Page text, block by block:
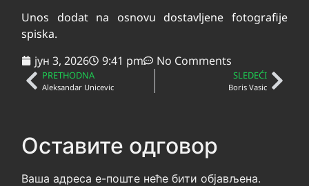
Unos dodat na osnovu dostavljene fotografije
spiska.
јун 3, 2026
9:41 pm No Comments
PRETHODNA
Aleksandar Unicevic
SLEDEĆI
Boris Vasic
Оставите одговор
Ваша адреса е-поште неће бити објављена.